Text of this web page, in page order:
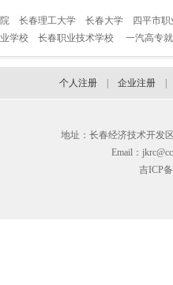
长春理工大学 长春大学
四平市
学校 长春职业技术学校 一汽高专
个人注册 企业注册
地址：长春经济技术开发
Email：
吉ICP